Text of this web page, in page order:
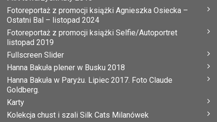
Fotoreportaż z promocji książki Agnieszka Osiecka –
Ostatni Bal – listopad 2024
Fotoreportaż z promocji książki Selfie/Autoportret
listopad 2019
Fullscreen Slider
Hanna Bakuła plener w Busku 2018
Hanna Bakuła w Paryżu. Lipiec 2017. Foto Claude
Goldberg.
Karty
Kolekcja chust i szali Silk Cats Milanówek